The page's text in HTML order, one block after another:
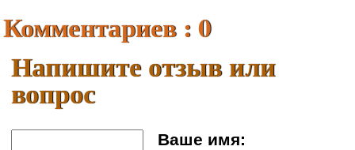
Комментариев : 0
Напишите отзыв или
вопрос
Ваше имя: